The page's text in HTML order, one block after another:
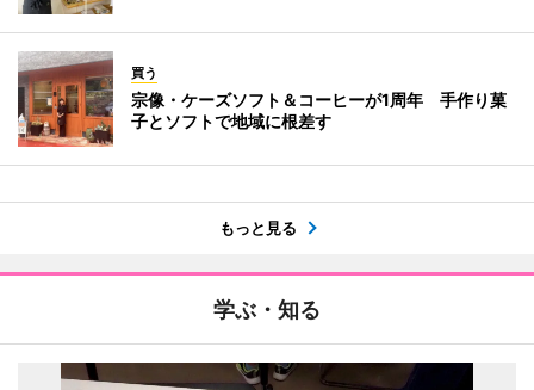
買う
宗像・ケーズソフト＆コーヒーが1周年 手作り菓
子とソフトで地域に根差す
もっと見る
学ぶ・知る